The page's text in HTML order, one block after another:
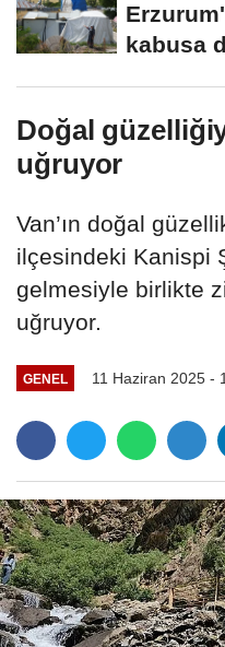
kabusa
Doğal
uğruyor
Van’ın doğal
ilçesindeki Kanispi
gelmesiyle birlikte
uğruyor.
GENEL 11 Haziran 2025 -